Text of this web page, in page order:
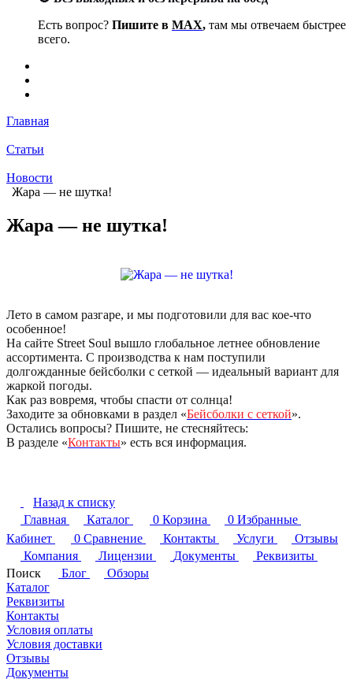
Есть вопрос? Пишите в MAX, там мы отвечаем быстрее
всего.
Главная
Статьи
Новости
Жара — не шутка!
Жара — не шутка!
Лето в самом разгаре, и мы подготовили для вас кое-что
особенное!
На сайте Street Soul вышло глобальное летнее обновление
ассортимента. С производства к нам поступили
долгожданные бейсболки с сеткой — идеальный вариант для
жаркой погоды.
Как раз вовремя, чтобы спасти от солнца!
Заходите за обновками в раздел «Бейсболки с сеткой».
Остались вопросы? Пишите, не стесняйтесь:
В разделе «Контакты» есть вся информация.
Назад к списку
Главная
Каталог 0 Корзина 0 Избранные
Кабинет
0 Сравнение Контакты Услуги
Отзывы
Компания
Лицензии Документы
Реквизиты
Поиск
Блог
Обзоры
Каталог
Реквизиты
Контакты
Условия оплаты
Условия доставки
Отзывы
Документы